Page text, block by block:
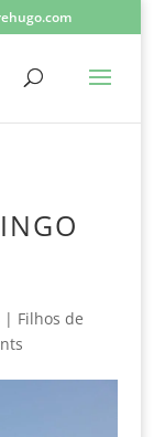
| Filhos de